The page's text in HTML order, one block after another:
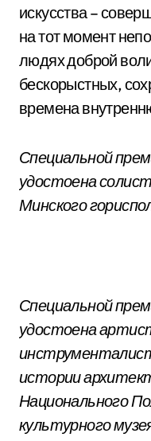
искусства –
на тот момент
людях доброй
бескорыстных,
времена
Специальной
удостоена
Минского
Специальной
удостоена
истории
Национального
культурного